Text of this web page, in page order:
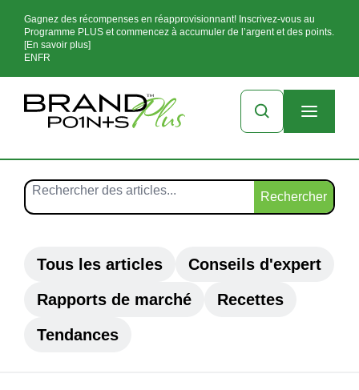
Gagnez des récompenses en réapprovisionnant! Inscrivez-vous au
Programme PLUS et commencez à accumuler de l’argent et des points.
[En savoir plus]
EN FR
Rechercher
Tous les articles
Conseils d'expert
Rapports de marché
Recettes
Tendances